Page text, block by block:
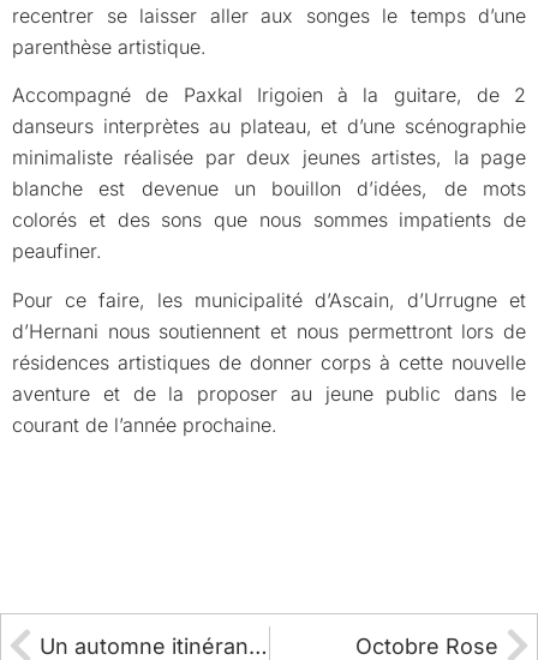
recentrer se laisser aller aux songes le temps d’une
parenthèse artistique.
Accompagné de Paxkal Irigoien à la guitare, de 2
danseurs interprètes au plateau, et d’une scénographie
minimaliste réalisée par deux jeunes artistes, la page
blanche est devenue un bouillon d’idées, de mots
colorés et des sons que nous sommes impatients de
peaufiner.
Pour ce faire, les municipalité d’Ascain, d’Urrugne et
d’Hernani nous soutiennent et nous permettront lors de
résidences artistiques de donner corps à cette nouvelle
aventure et de la proposer au jeune public dans le
courant de l’année prochaine.
Un automne itinérant pour Mamuka Octobre Rose